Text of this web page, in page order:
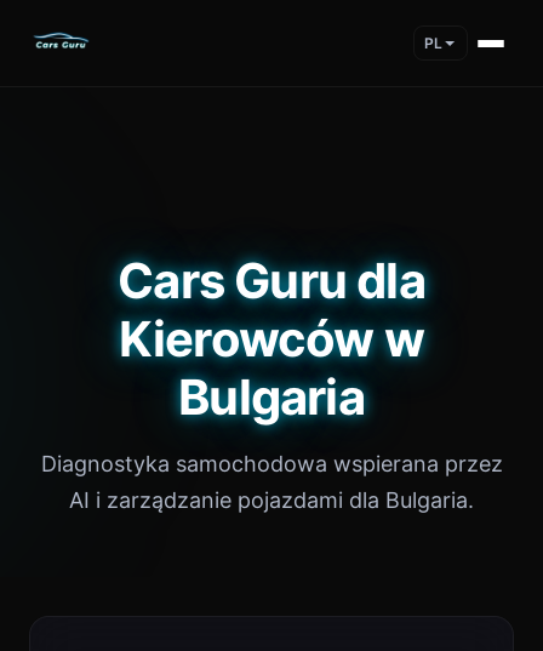
PL
Cars Guru dla
Kierowców w
Bulgaria
Diagnostyka samochodowa wspierana przez
AI i zarządzanie pojazdami dla Bulgaria.